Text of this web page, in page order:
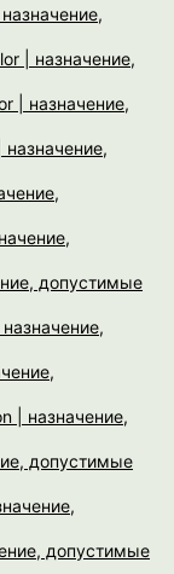
| назначение,
| назначение,
допустимые
| назначение,
допустимые
допустимые